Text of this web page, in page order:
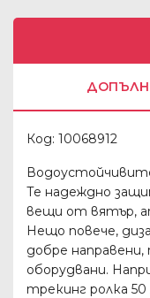
Код: 10068912
Те надеждно
вещи от вятър,
Нещо повече,
добре
оборудвани.
трекинг ролка